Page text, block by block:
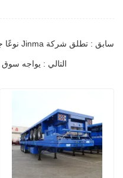
التالي : يواجه